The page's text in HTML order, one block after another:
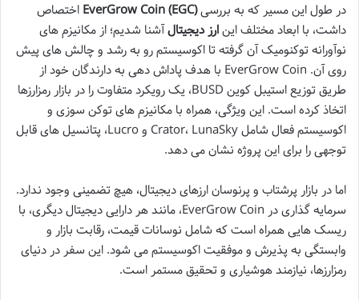
در طول این مسیر که به بررسیEverGrow Coin (EGC) اختصاص
داشت، با ابعاد مختلف اینارز دیجیتالآشنا شدیم؛ از مکانیزم های
نوآورانه توکنومیک آن گرفته تا اکوسیستم رو به رشد و چالش های پیش
روی آن. EverGrow Coin با هدف پاداش دهی به دارندگان خود از
طریق توزیع استیبل کوین BUSD، یک رویکرد متفاوت را در بازار رمزارزها
اتخاذ کرده است. این ویژگی، همراه با مکانیزم های توکن سوزی و
اکوسیستم فعال شامل Crator، LunaSky و Lucro، پتانسیل های قابل
توجهی را برای این پروژه نشان می دهد.
اما در بازار پرشتاب و پرنوسان ارزهای دیجیتال، هیچ تضمینی وجود ندارد.
سرمایه گذاری در EverGrow Coin، مانند هر دارایی دیجیتال دیگری، با
ریسک هایی همراه است که شامل نوسانات قیمت، رقابت بازار و
وابستگی به پذیرش و موفقیت اکوسیستم می شود. این سفر در دنیای
رمزارزها، نیازمند هوشیاری و تحقیق مستمر است.